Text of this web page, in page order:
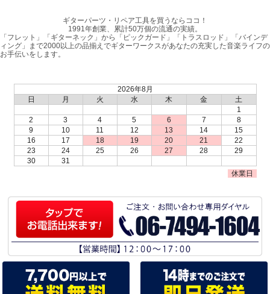
ギターパーツ・リペア工具を買うならココ！
1991年創業、累計50万個の流通の実績。
「フレット」「ギターネック」から「ピックガード」「トラスロッド」「バインデ
ィング」まで2000以上の品揃えでギターワークスがあなたの充実した音楽ライフの
お手伝いをします。
2026年8月
日
月 火 水 木 金
土
1
2
3 4 5 6 7
8
9
10 11 12 13 14
15
16
17 18 19 20 21
22
23
24 25 26 27 28
29
30
31
休業日